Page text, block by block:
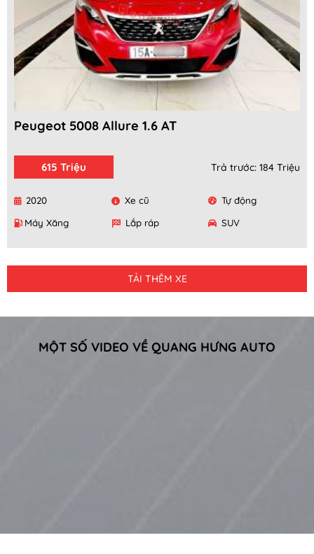
Peugeot 5008 Allure 1.6 AT
615 Triệu Trả trước: 184 Triệu
2020 Xe cũ
Tự động
Máy Xăng
Lắp ráp SUV
TẢI THÊM XE
MỘT SỐ VIDEO VỀ QUANG HƯNG AUTO